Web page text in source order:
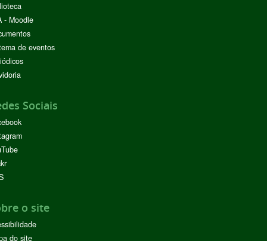
- Moodle
de eventos
Sociais
o site
do site